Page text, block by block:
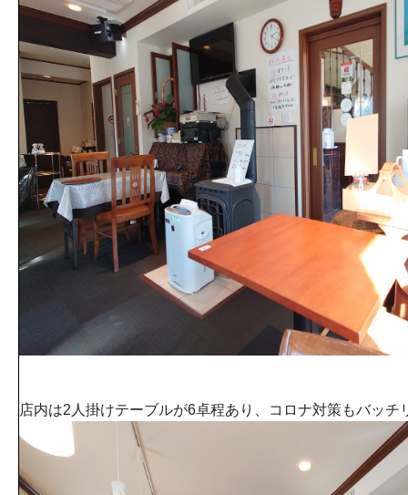
店内は2人掛けテーブルが6卓程あり、コロナ対策もバッチ